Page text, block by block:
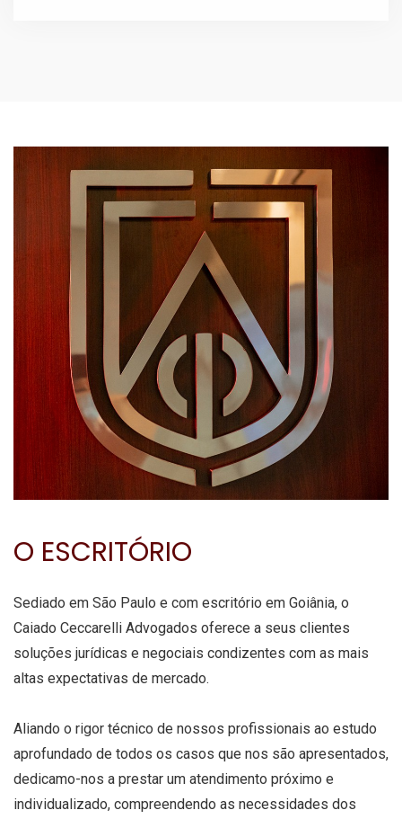
O ESCRITÓRIO
Sediado em São Paulo e com escritório em Goiânia, o
Caiado Ceccarelli Advogados oferece a seus clientes
soluções jurídicas e negociais condizentes com as mais
altas expectativas de mercado.
Aliando o rigor técnico de nossos profissionais ao estudo
aprofundado de todos os casos que nos são apresentados,
dedicamo-nos a prestar um atendimento próximo e
individualizado, compreendendo as necessidades dos